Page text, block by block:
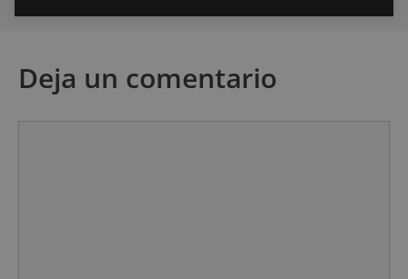
Deja un comentario